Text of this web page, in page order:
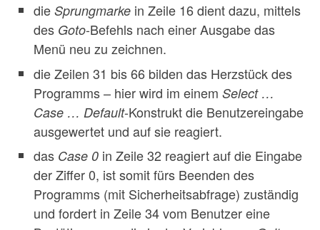
dieSprungmarke in Zeile 16 dient dazu, mittels
des Goto-Befehls nach einer Ausgabe das
Menü neu zu zeichnen.
die Zeilen 31 bis 66 bilden das Herzstück des
Programms – hier wird im einemSelect …
Case … Default-Konstrukt die Benutzereingabe
ausgewertet und auf sie reagiert.
das Case 0 in Zeile 32 reagiert auf die Eingabe
der Ziffer 0, ist somit fürs Beenden des
Programms (mit Sicherheitsabfrage) zuständig
und fordert in Zeile 34 vom Benutzer eine